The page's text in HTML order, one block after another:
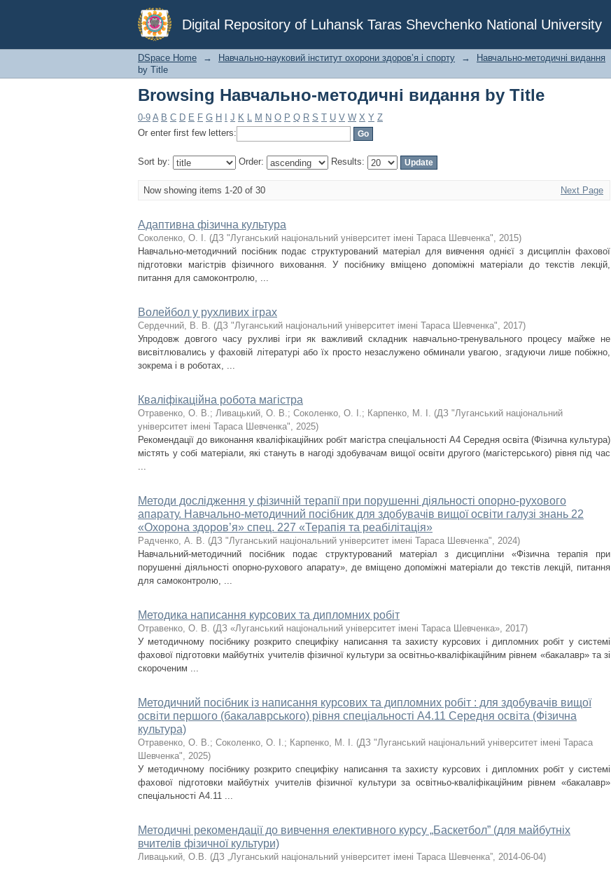
Digital Repository of Luhansk Taras Shevchenko National University
Browsing Навчально-методичні видання by Title
DSpace Home → Навчально-науковий інститут охорони здоров’я і спорту → Навчально-методичні видання
by Title
Browsing Навчально-методичні видання by Title
0-9 A B C D E F G H J K L M N O P Q R S T U V W X Y Z
Or enter first few letters:
Sort by: Order: Results:
Now showing items 1-20 of 30 Next Page
Адаптивна фізична культура
Соколенко, О. І. (ДЗ "Луганський національний університет імені Тараса Шевченка", 2015)
Навчально-методичний посібник подає структурований матеріал для вивчення однієї з дисциплін фахової
підготовки магістрів фізичного виховання. У посібнику вміщено допоміжні матеріали до текстів лекцій,
питання для самоконтролю, ...
Волейбол у рухливих іграх
Сердечний, В. В. (ДЗ "Луганський національний університет імені Тараса Шевченка", 2017)
Упродовж довгого часу рухливі ігри як важливий складник навчально-тренувального процесу майже не
висвітлювались у фаховій літературі або їх просто незаслужено обминали увагою, згадуючи лише побіжно,
зокрема і в роботах, ...
Кваліфікаційна робота магістра
Отравенко, О. В.; Ливацький, О. В.; Соколенко, О. І.; Карпенко, М. І. (ДЗ "Луганський національний
університет імені Тараса Шевченка", 2025)
Рекомендації до виконання кваліфікаційних робіт магістра спеціальності А4 Середня освіта (Фізична культура)
містять у собі матеріали, які стануть в нагоді здобувачам вищої освіти другого (магістерського) рівня під час
...
Методи дослідження у фізичній терапії при порушенні діяльності опорно-рухового
апарату. Навчально-методичний посібник для здобувачів вищої освіти галузі знань 22
«Охорона здоров’я» спец. 227 «Терапія та реабілітація»
Радченко, А. В. (ДЗ "Луганський національний університет імені Тараса Шевченка", 2024)
Навчальний-методичний посібник подає структурований матеріал з дисципліни «Фізична терапія при
порушенні діяльності опорно-рухового апарату», де вміщено допоміжні матеріали до текстів лекцій, питання
для самоконтролю, ...
Методика написання курсових та дипломних робіт
Отравенко, О. В. (ДЗ «Луганський національний університет імені Тараса Шевченка», 2017)
У методичному посібнику розкрито специфіку написання та захисту курсових і дипломних робіт у системі
фахової підготовки майбутніх учителів фізичної культури за освітньо-кваліфікаційним рівнем «бакалавр» та зі
скороченим ...
Методичний посібник із написання курсових та дипломних робіт : для здобувачів вищої
освіти першого (бакалаврського) рівня спеціальності А4.11 Середня освіта (Фізична
культура)
Отравенко, О. В.; Соколенко, О. І.; Карпенко, М. І. (ДЗ "Луганський національний університет імені Тараса
Шевченка", 2025)
У методичному посібнику розкрито специфіку написання та захисту курсових і дипломних робіт у системі
фахової підготовки майбутніх учителів фізичної культури за освітньо-кваліфікаційним рівнем «бакалавр»
спеціальності А4.11 ...
Методичні рекомендації до вивчення елективного курсу „Баскетбол” (для майбутніх
вчителів фізичної культури)
Ливацький, О.В. (ДЗ „Луганський національний університет імені Тараса Шевченка”, 2014-06-04)